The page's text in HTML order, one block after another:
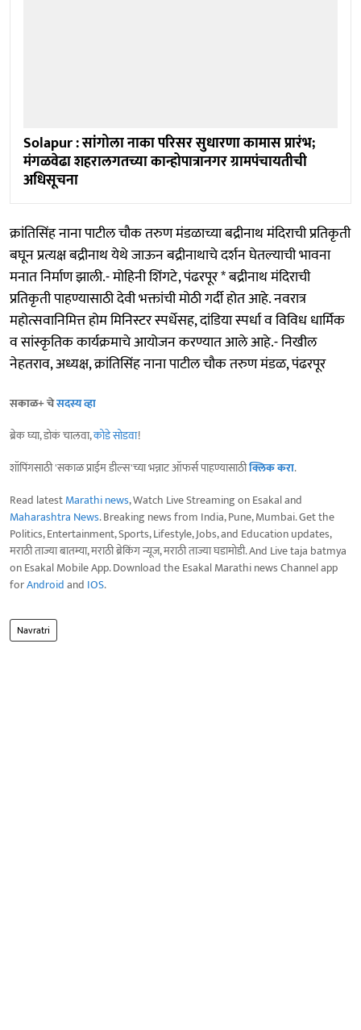
Solapur : सांगोला नाका परिसर सुधारणा कामास प्रारंभ;
मंगळवेढा शहरालगतच्या कान्होपात्रानगर ग्रामपंचायतीची
अधिसूचना
क्रांतिसिंह नाना पाटील चौक तरुण मंडळाच्या बद्रीनाथ मंदिराची प्रतिकृती
बघून प्रत्यक्ष बद्रीनाथ येथे जाऊन बद्रीनाथाचे दर्शन घेतल्याची भावना
मनात निर्माण झाली.- मोहिनी शिंगटे, पंढरपूर * बद्रीनाथ मंदिराची
प्रतिकृती पाहण्यासाठी देवी भक्तांची मोठी गर्दी होत आहे. नवरात्र
महोत्सवानिमित्त होम मिनिस्टर स्पर्धेसह, दांडिया स्पर्धा व विविध धार्मिक
व सांस्कृतिक कार्यक्रमाचे आयोजन करण्यात आले आहे.- निखील
नेहतराव, अध्यक्ष, क्रांतिसिंह नाना पाटील चौक तरुण मंडळ, पंढरपूर
सकाळ+ चेसदस्य व्हा
ब्रेक घ्या, डोकं चालवा,कोडे सोडवा!
शॉपिंगसाठी 'सकाळ प्राईम डील्स'च्या भन्नाट ऑफर्स पाहण्यासाठीक्लिक करा.
Read latestMarathi news, Watch Live Streaming on Esakal and
Maharashtra News. Breaking news from India, Pune, Mumbai. Get the
Politics, Entertainment, Sports, Lifestyle, Jobs, and Education updates,
मराठी ताज्या बातम्या, मराठी ब्रेकिंग न्यूज, मराठी ताज्या घडामोडी. And Live taja batmya
on Esakal Mobile App. Download the Esakal Marathi news Channel app
forAndroidand IOS.
Navratri